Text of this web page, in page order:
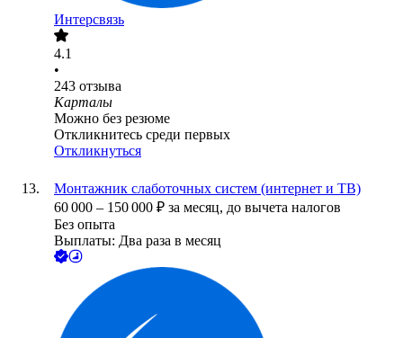
Интерсвязь
4.1
•
243 отзыва
Карталы
Можно без резюме
Откликнитесь среди первых
Откликнуться
Монтажник слаботочных систем (интернет и ТВ)
60 000 – 150 000 ₽ за месяц, до вычета налогов
Без опыта
Выплаты: Два раза в месяц